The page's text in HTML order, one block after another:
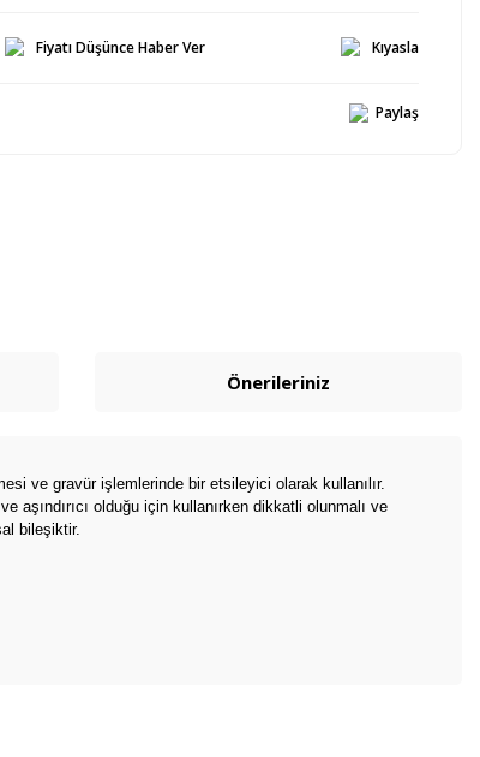
Fiyatı Düşünce Haber Ver Kıyasla
Paylaş
Önerileriniz
ve gravür işlemlerinde bir etsileyici olarak kullanılır.
olduğu için kullanırken dikkatli olunmalı ve
bileşiktir.